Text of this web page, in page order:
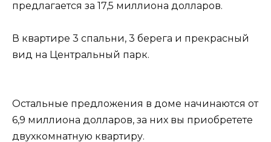
предлагается за 17,5 миллиона долларов.
В квартире 3 спальни, 3 берега и прекрасный
вид на Центральный парк.
Остальные предложения в доме начинаются от
6,9 миллиона долларов, за них вы приобретете
двухкомнатную квартиру.